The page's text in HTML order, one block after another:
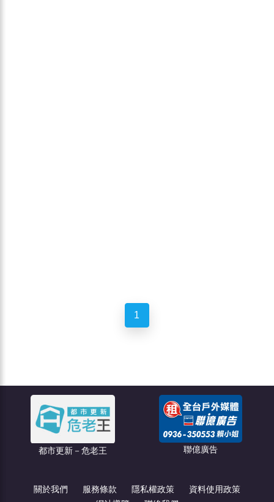
1
都市更新－危老王 聯億廣告
關於我們 服務條款 隱私權政策
資料使用政策